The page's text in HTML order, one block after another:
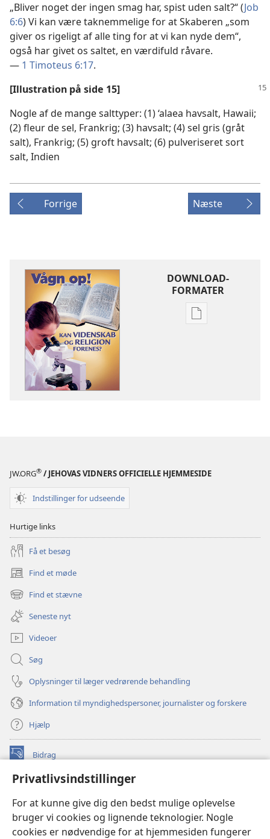
Privatlivsindstillinger
For at kunne give dig den bedst mulige oplevelse
bruger vi cookies og lignende teknologier. Nogle
cookies er nødvendige for at hjemmesiden fungerer
„Bliver noget der ingen smag har, spist uden salt?“ (Job
6:6) Vi kan være taknemmelige for at Skaberen „som
giver os rigeligt af alle ting for at vi kan nyde dem“,
også har givet os saltet, en værdifuld råvare.
— 1 Timoteus 6:17.
[Illustration på side 15]
Nogle af de mange salttyper: (1) ‘alaea havsalt, Hawaii;
(2) fleur de sel, Frankrig; (3) havsalt; (4) sel gris (gråt
salt), Frankrig; (5) groft havsalt; (6) pulveriseret sort
salt, Indien
Forrige Næste
DOWNLOAD-
FORMATER
Indstillinger
JW.ORG® / JEHOVAS VIDNERS OFFICIELLE HJEMMESIDE
Indstillinger for udseende
Hurtige links
Få et besøg
Find et møde
(åbner
nyt
vindue)
Find et stævne
(åbner
nyt
vindue)
Seneste nyt
Videoer
Søg
Oplysninger til læger vedrørende behandling
Information til myndighedspersoner, journalister og forskere
Hjælp
Bidrag
(åbner
vindue)Watchtower ONLINE LIBRARY™
nyt
vindue)JW Hub
(åbner
nyt